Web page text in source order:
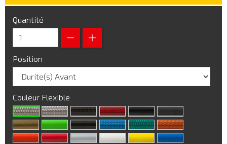
Quantité
Position
Couleur Flexible